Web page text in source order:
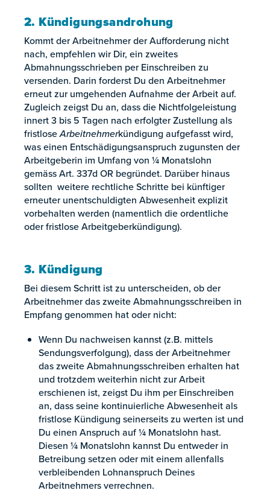
2. Kündigungsandrohung
Kommt der Arbeitnehmer der Aufforderung nicht
nach, empfehlen wir Dir, ein zweites
Abmahnungsschrieben per Einschreiben zu
versenden. Darin forderst Du den Arbeitnehmer
erneut zur umgehenden Aufnahme der Arbeit auf.
Zugleich zeigst Du an, dass die Nichtfolgeleistung
innert 3 bis 5 Tagen nach erfolgter Zustellung als
fristloseArbeitnehmerkündigung aufgefasst wird,
was einen Entschädigungsanspruch zugunsten der
Arbeitgeberin im Umfang von ¼ Monatslohn
gemäss Art. 337d OR begründet. Darüber hinaus
sollten weitere rechtliche Schritte bei künftiger
erneuter unentschuldigten Abwesenheit explizit
vorbehalten werden (namentlich die ordentliche
oder fristlose Arbeitgeberkündigung).
3. Kündigung
Bei diesem Schritt ist zu unterscheiden, ob der
Arbeitnehmer das zweite Abmahnungsschreiben in
Empfang genommen hat oder nicht:
Wenn Du nachweisen kannst (z.B. mittels
Sendungsverfolgung), dass der Arbeitnehmer
das zweite Abmahnungsschreiben erhalten hat
und trotzdem weiterhin nicht zur Arbeit
erschienen ist, zeigst Du ihm per Einschreiben
an, dass seine kontinuierliche Abwesenheit als
fristlose Kündigung seinerseits zu werten ist und
Du einen Anspruch auf ¼ Monatslohn hast.
Diesen ¼ Monatslohn kannst Du entweder in
Betreibung setzen oder mit einem allenfalls
verbleibenden Lohnanspruch Deines
Arbeitnehmers verrechnen.